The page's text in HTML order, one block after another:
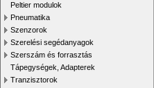
Peltier modulok
Pneumatika
Szenzorok
Szerelési segédanyagok
Szerszám és forrasztás
Tápegységek, Adapterek
Tranzisztorok